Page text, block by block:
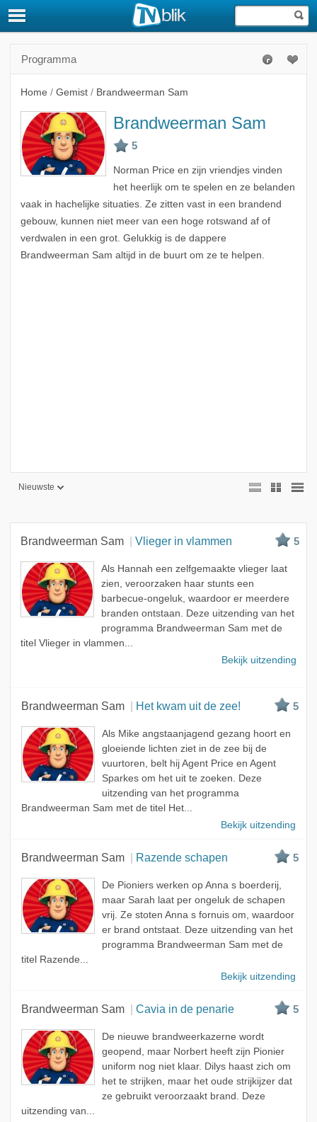
Programma
Home / Gemist / Brandweerman Sam
Brandweerman Sam
Norman Price en zijn vriendjes vinden
het heerlijk om te spelen en ze belanden
vaak in hachelijke situaties. Ze zitten vast in een brandend
gebouw, kunnen niet meer van een hoge rotswand af of
verdwalen in een grot. Gelukkig is de dappere
Brandweerman Sam altijd in de buurt om ze te helpen.
Nieuwste
A - Z
Brandweerman Sam Vlieger in vlammen 5
Als Hannah een zelfgemaakte vlieger laat
zien, veroorzaken haar stunts een
barbecue-ongeluk, waardoor er meerdere
branden ontstaan. Deze uitzending van het
programma Brandweerman Sam met de
titel Vlieger in vlammen...
Bekijk uitzending
Brandweerman Sam Het kwam uit de zee! 5
Als Mike angstaanjagend gezang hoort en
gloeiende lichten ziet in de zee bij de
vuurtoren, belt hij Agent Price en Agent
Sparkes om het uit te zoeken. Deze
uitzending van het programma
Brandweerman Sam met de titel Het...
Bekijk uitzending
Brandweerman Sam Razende schapen 5
De Pioniers werken op Anna s boerderij,
maar Sarah laat per ongeluk de schapen
vrij. Ze stoten Anna s fornuis om, waardoor
er brand ontstaat. Deze uitzending van het
programma Brandweerman Sam met de
titel Razende...
Bekijk uitzending
Brandweerman Sam Cavia in de penarie 5
De nieuwe brandweerkazerne wordt
geopend, maar Norbert heeft zijn Pionier
uniform nog niet klaar. Dilys haast zich om
het te strijken, maar het oude strijkijzer dat
ze gebruikt veroorzaakt brand. Deze
uitzending van...